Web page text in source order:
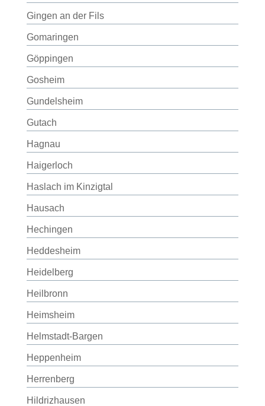
Gingen an der Fils
Gomaringen
Göppingen
Gosheim
Gundelsheim
Gutach
Hagnau
Haigerloch
Haslach im Kinzigtal
Hausach
Hechingen
Heddesheim
Heidelberg
Heilbronn
Heimsheim
Helmstadt-Bargen
Heppenheim
Herrenberg
Hildrizhausen